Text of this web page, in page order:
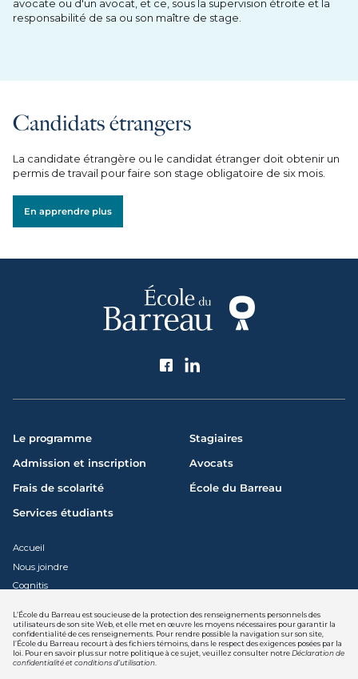
L’École du Barreau est soucieuse de la protection des renseignements personnels des
utilisateurs de son site Web, et elle met en œuvre les moyens nécessaires pour garantir la
confidentialité de ces renseignements. Pour rendre possible la navigation sur son site,
l’École du Barreau recourt à des fichiers témoins, dans le respect des exigences posées par la
loi. Pour en savoir plus sur notre politique à ce sujet, veuillez consulter notreDéclaration de
confidentialité et conditions d’utilisation
avocate ou d'un avocat, et ce, sous la supervision étroite et la
responsabilité de sa ou son maître de stage.
Candidats étrangers
La candidate étrangère ou le candidat étranger doit obtenir un
permis de travail pour faire son stage obligatoire de six mois.
En apprendre plus
Suivez l'École du Barreau
Le programme
Admission et inscription
Frais de scolarité
Services étudiants
Stagiaires
Avocats
École du Barreau
Accueil
Nous joindre
Cognitis
Déclaration de confidentialité et
conditions d'utilisation